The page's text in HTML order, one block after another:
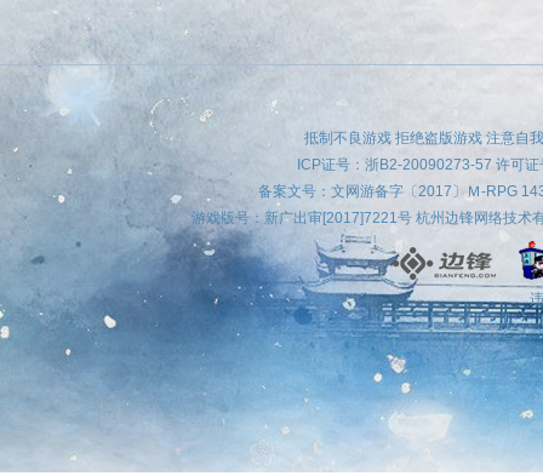
抵制不良游戏 拒绝盗版游戏 注意自
ICP证号： 浙B2-20090273-57 许可
备案文号：文网游备字〔2017〕Ｍ-RPG
游戏版号：新广出审[2017]7221号 杭州边锋网络技术